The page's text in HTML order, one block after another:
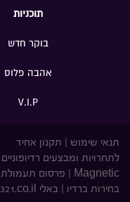
תוכניות
בוקר חדש
אהבה פלוס
V.I.P
תנאי שימוש
תקנון אחיד
לתחרויות ומבצעים רדיופוניים
Magnetic
פרסום תעמולת
בחירות ברדיו
באלי b321.co.il